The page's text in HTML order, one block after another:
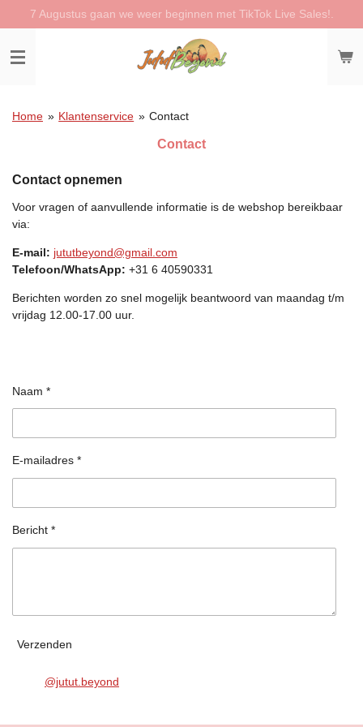
direct
naar
de
7 Augustus gaan we weer beginnen met TikTok Live Sales!.
Home » Klantenservice » Contact
Contact
Contact opnemen
Voor vragen of aanvullende informatie is de webshop bereikbaar
via:
E-mail: jututbeyond@gmail.com
Telefoon/WhatsApp: +31 6 40590331
Berichten worden zo snel mogelijk beantwoord van maandag t/m
vrijdag 12.00-17.00 uur.
Naam *
E-mailadres *
Bericht *
Verzenden
@jutut.beyond